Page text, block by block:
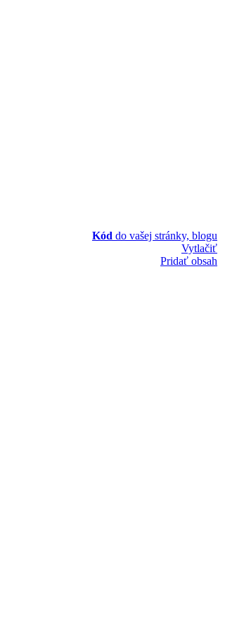
Kód do vašej stránky, blogu
Vytlačiť
Pridať obsah